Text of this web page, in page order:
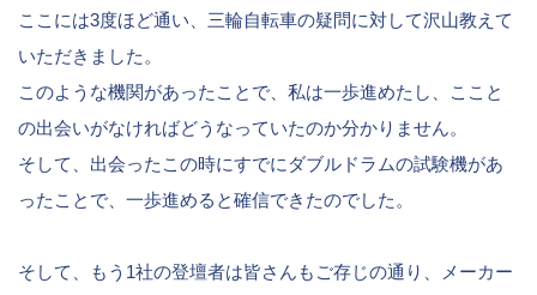
ここには3度ほど通い、三輪自転車の疑問に対して沢山教えて
いただきました。
このような機関があったことで、私は一歩進めたし、ここと
の出会いがなければどうなっていたのか分かりません。
そして、出会ったこの時にすでにダブルドラムの試験機があ
ったことで、一歩進めると確信できたのでした。
そして、もう1社の登壇者は皆さんもご存じの通り、メーカー